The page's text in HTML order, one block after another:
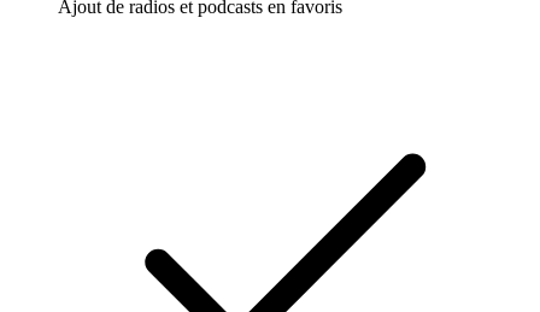
Ajout de radios et podcasts en favoris